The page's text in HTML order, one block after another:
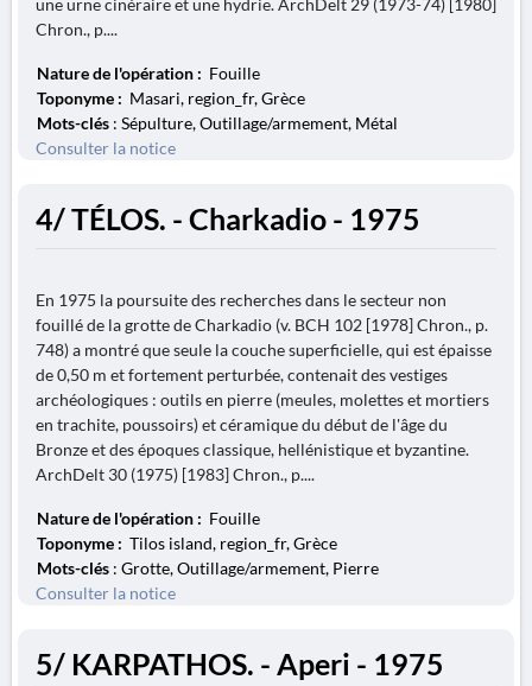
une urne cinéraire et une hydrie. ArchDelt 29 (1973-74) [1980]
Chron., p....
Nature de l'opération : Fouille
Toponyme : Masari, region_fr, Grèce
Mots-clés : Sépulture, Outillage/armement, Métal
Consulter la notice
4/ TÉLOS. - Charkadio - 1975
En 1975 la poursuite des recherches dans le secteur non
fouillé de la grotte de Charkadio (v. BCH 102 [1978] Chron., p.
748) a montré que seule la couche superficielle, qui est épaisse
de 0,50 m et fortement perturbée, contenait des vestiges
archéologiques : outils en pierre (meules, molettes et mortiers
en trachite, poussoirs) et céramique du début de l'âge du
Bronze et des époques classique, hellénistique et byzantine.
ArchDelt 30 (1975) [1983] Chron., p....
Nature de l'opération : Fouille
Toponyme : Tilos island, region_fr, Grèce
Mots-clés : Grotte, Outillage/armement, Pierre
Consulter la notice
5/ KARPATHOS. - Aperi - 1975